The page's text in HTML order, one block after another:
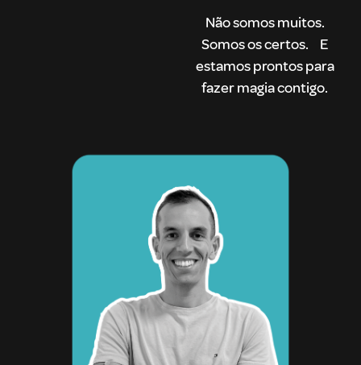
Não somos muitos.
Somos os certos. E
estamos prontos para
fazer magia contigo.